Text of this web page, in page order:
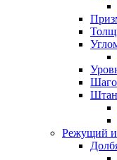
Режущий